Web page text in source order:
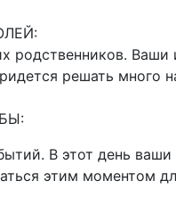
решать много
В этот день ваши
этим моментом